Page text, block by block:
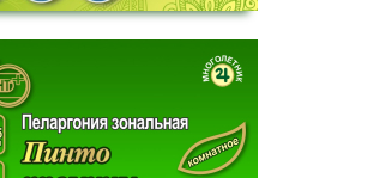
на страницу товара